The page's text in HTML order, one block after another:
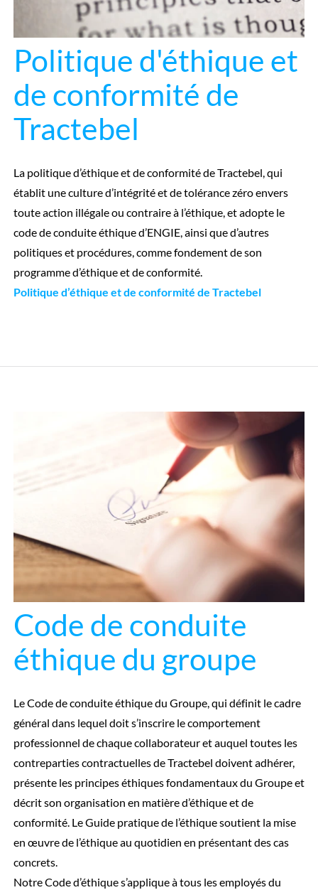
Politique d'éthique et
de conformité de
Tractebel
La politique d’éthique et de conformité de Tractebel, qui
établit une culture d’intégrité et de tolérance zéro envers
toute action illégale ou contraire à l’éthique, et adopte le
code de conduite éthique d’ENGIE, ainsi que d’autres
politiques et procédures, comme fondement de son
programme d’éthique et de conformité.
Politique d’éthique et de conformité de Tractebel
Code de conduite
éthique du groupe
Le Code de conduite éthique du Groupe, qui définit le cadre
général dans lequel doit s’inscrire le comportement
professionnel de chaque collaborateur et auquel toutes les
contreparties contractuelles de Tractebel doivent adhérer,
présente les principes éthiques fondamentaux du Groupe et
décrit son organisation en matière d’éthique et de
conformité. Le Guide pratique de l’éthique soutient la mise
en œuvre de l’éthique au quotidien en présentant des cas
concrets.
Notre Code d’éthique s’applique à tous les employés du